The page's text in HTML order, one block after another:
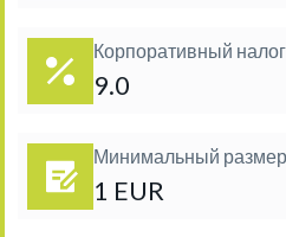
Корпоративный
9.0
Минимальный
1 EUR